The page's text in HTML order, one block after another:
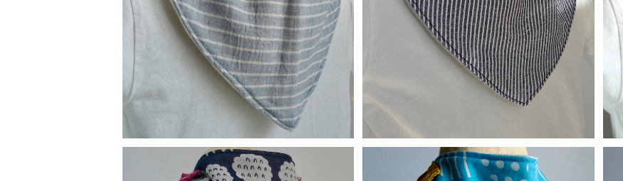
替えスタイ：ボーダー
¥900
替えスタイ：デニムストライプ
¥900